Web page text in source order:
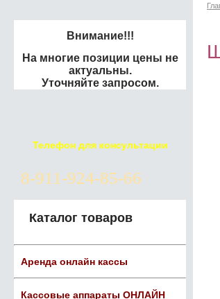
Внимание!!!
На многие позиции цены не
актуальны.
Уточняйте запросом.
Телефон для консультации
8-911-924-85-66
Каталог товаров
Аренда онлайн кассы
Кассовые аппараты ОНЛАЙН